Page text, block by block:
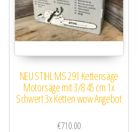
NEU STIHL MS 291 Kettensäge
Motorsäge mit 3/8 45 cm 1x
Schwert 3x Ketten wow Angebot
€710.00